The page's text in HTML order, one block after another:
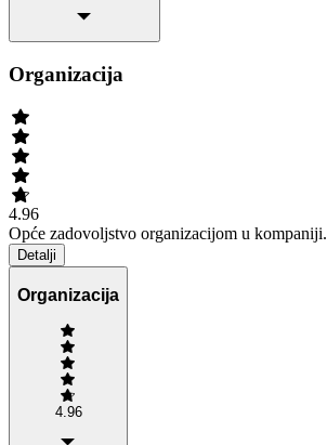
Organizacija
4.96
Opće zadovoljstvo organizacijom u kompaniji.
Detalji
Organizacija
4.96